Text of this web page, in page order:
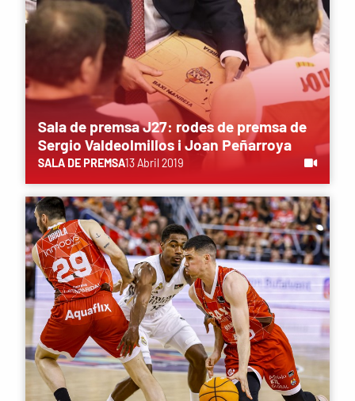
Sala de premsa J27: rodes de premsa de
Sergio Valdeolmillos i Joan Peñarroya
SALA DE PREMSA13 Abril 2019